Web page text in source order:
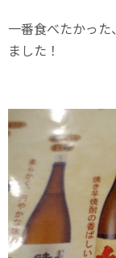
一番食べたかった、
ました！